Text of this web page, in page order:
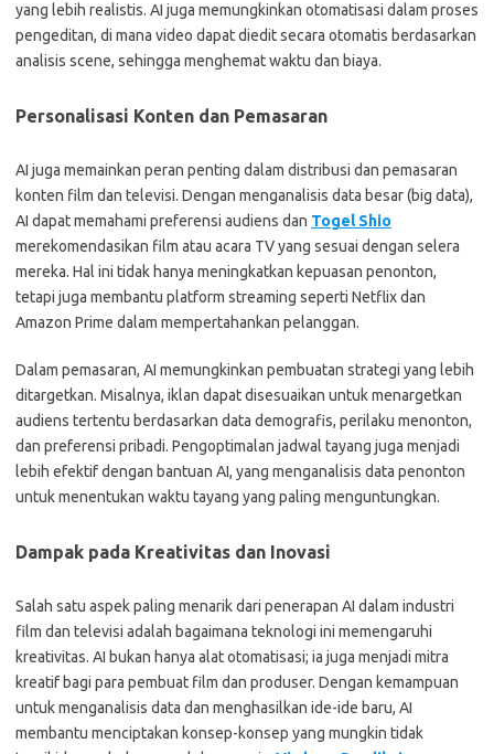
yang lebih realistis. AI juga memungkinkan otomatisasi dalam proses
pengeditan, di mana video dapat diedit secara otomatis berdasarkan
analisis scene, sehingga menghemat waktu dan biaya.
Personalisasi Konten dan Pemasaran
AI juga memainkan peran penting dalam distribusi dan pemasaran
konten film dan televisi. Dengan menganalisis data besar (big data),
AI dapat memahami preferensi audiens dan Togel Shio
merekomendasikan film atau acara TV yang sesuai dengan selera
mereka. Hal ini tidak hanya meningkatkan kepuasan penonton,
tetapi juga membantu platform streaming seperti Netflix dan
Amazon Prime dalam mempertahankan pelanggan.
Dalam pemasaran, AI memungkinkan pembuatan strategi yang lebih
ditargetkan. Misalnya, iklan dapat disesuaikan untuk menargetkan
audiens tertentu berdasarkan data demografis, perilaku menonton,
dan preferensi pribadi. Pengoptimalan jadwal tayang juga menjadi
lebih efektif dengan bantuan AI, yang menganalisis data penonton
untuk menentukan waktu tayang yang paling menguntungkan.
Dampak pada Kreativitas dan Inovasi
Salah satu aspek paling menarik dari penerapan AI dalam industri
film dan televisi adalah bagaimana teknologi ini memengaruhi
kreativitas. AI bukan hanya alat otomatisasi; ia juga menjadi mitra
kreatif bagi para pembuat film dan produser. Dengan kemampuan
untuk menganalisis data dan menghasilkan ide-ide baru, AI
membantu menciptakan konsep-konsep yang mungkin tidak